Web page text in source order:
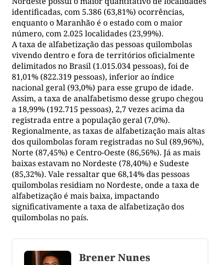
identificadas, com 5.386 (63,81%) ocorrências,
enquanto o Maranhão é o estado com o maior
número, com 2.025 localidades (23,99%).
A taxa de alfabetização das pessoas quilombolas
vivendo dentro e fora de territórios oficialmente
delimitados no Brasil (1.015.034 pessoas), foi de
81,01% (822.319 pessoas), inferior ao índice
nacional geral (93,0%) para esse grupo de idade.
Assim, a taxa de analfabetismo desse grupo chegou
a 18,99% (192.715 pessoas), 2,7 vezes acima da
registrada entre a população geral (7,0%).
Regionalmente, as taxas de alfabetização mais altas
dos quilombolas foram registradas no Sul (89,96%),
Norte (87,45%) e Centro-Oeste (86,56%). Já as mais
baixas estavam no Nordeste (78,40%) e Sudeste
(85,32%). Vale ressaltar que 68,14% das pessoas
quilombolas residiam no Nordeste, onde a taxa de
alfabetização é mais baixa, impactando
significativamente a taxa de alfabetização dos
quilombolas no país.
Brener Nunes